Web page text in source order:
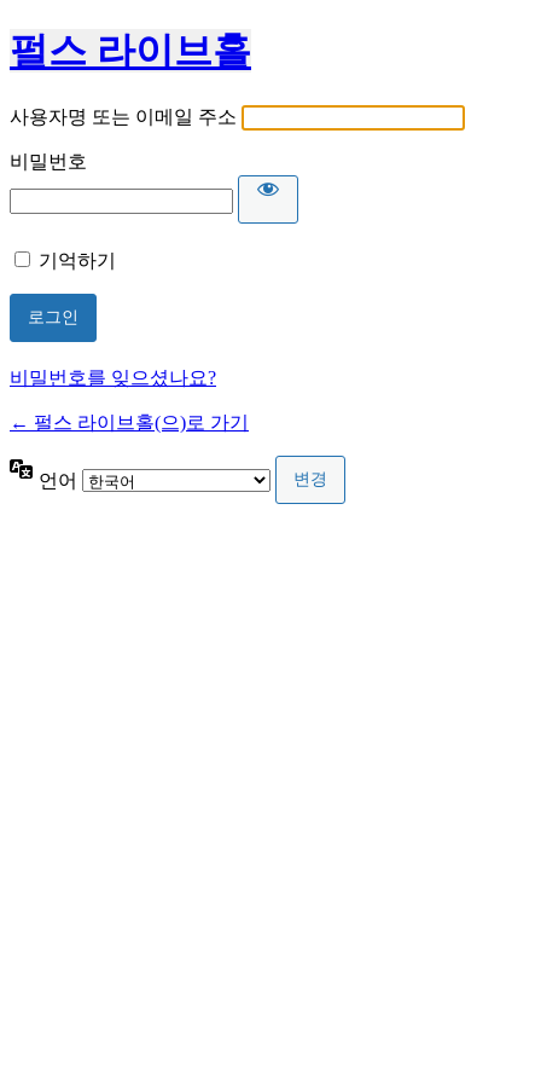
펄스 라이브홀
사용자명 또는 이메일 주소
비밀번호
기억하기
비밀번호를 잊으셨나요?
← 펄스 라이브홀(으)로 가기
언어